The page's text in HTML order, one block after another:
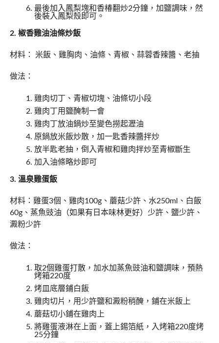
最後加入鳳梨塊和香椿翻炒2分鐘，加鹽調味，然
後裝入鳳梨殼即可。
2. 椒香雞油油條炒飯
材料： 米飯、雞胸肉、油條、青椒、蒜蓉香辣醬、老抽
做法：
雞肉切丁、青椒切塊、油條切小段
雞肉丁用鹽醃制一會
雞肉丁放油鍋炒至變色撈起瀝油
原鍋放米飯炒散，加一匙香辣醬拌炒
放半匙老抽，倒入青椒和雞肉拌炒至青椒斷生
加入油條略炒即可
3. 溫泉雞蛋飯
材料：雞蛋3個、雞肉100g、蘑菇少許、水250ml、白飯
60g、蒸魚豉油（如果有日本味林更好）少許、鹽少許、
澱粉少許
做法：
取2個雞蛋打散，加水加蒸魚豉油和鹽調味，預熱
烤箱220度
烤皿底層鋪白飯
雞肉切片，用少許鹽和澱粉稍醃，鋪在米飯上
蘑菇切小鋪在雞肉上
將雞蛋液淋在上面，蓋上錫箔紙，入烤箱220度烤
25分鐘